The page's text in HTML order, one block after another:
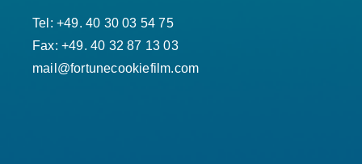
Tel: +49. 40 30 03 54 75
Fax: +49. 40 32 87 13 03
mail@fortunecookiefilm.com